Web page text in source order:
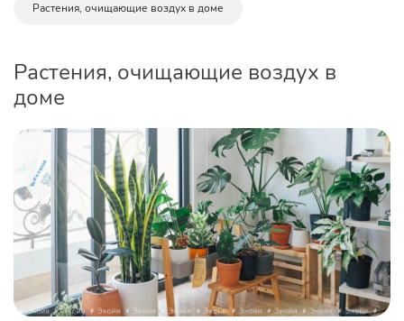
Растения, очищающие воздух в доме
Растения, очищающие воздух в
доме